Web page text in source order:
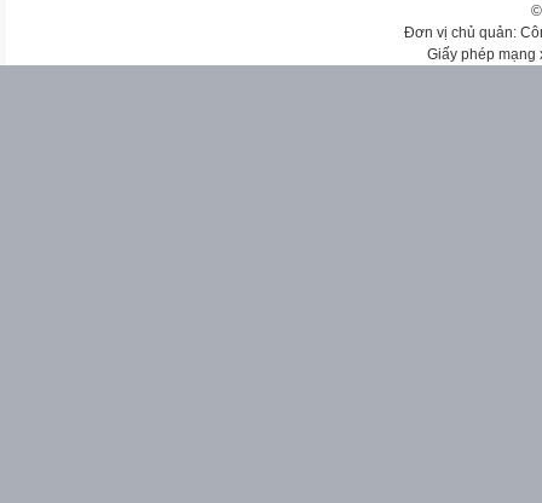
Đơn vị chủ quản:
Giấy phép mạng